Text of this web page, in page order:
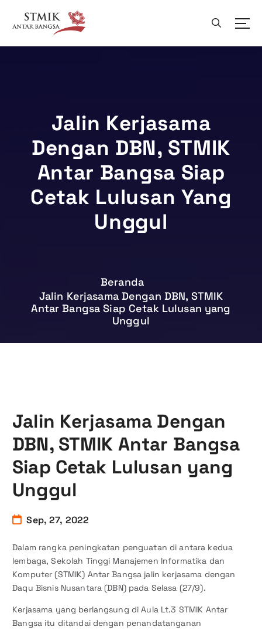
a
Jalin Kerjasama
Dengan DBN, STMIK
Antar Bangsa Siap
Cetak Lulusan Yang
Unggul
Beranda
Jalin Kerjasama Dengan DBN, STMIK
Antar Bangsa Siap Cetak Lulusan yang
Unggul
Jalin Kerjasama Dengan
DBN, STMIK Antar Bangsa
Siap Cetak Lulusan yang
Unggul
Sep, 27, 2022
Dalam rangka peningkatan penguatan di antara kedua
lembaga, Sekolah Tinggi Manajemen Informatika dan
Komputer (STMIK) Antar Bangsa jalin kerjasama dengan
Daqu Bisnis Nusantara (DBN) pada Selasa (27/9).
Kerjasama yang berlangsung di Aula Lt.3 STMIK Antar
Bangsa itu ditandai dengan penandatanganan